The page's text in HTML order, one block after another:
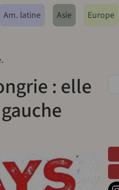
Am. latine Asie Europe
.
: elle